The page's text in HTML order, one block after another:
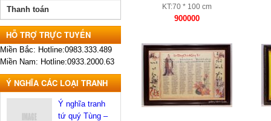
KT:70 * 100 cm
900000
Thanh toán
HỖ TRỢ TRỰC TUYẾN
Miền Bắc: Hotline:0983.333.489
Miền Nam: Hotline:0933.2000.63
Ý NGHĨA CÁC LOẠI TRANH
Ý nghĩa tranh
tứ quý Tùng –